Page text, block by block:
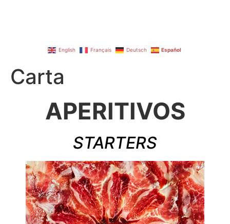
English Français Deutsch Español
Carta
APERITIVOS
STARTERS